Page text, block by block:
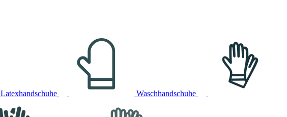
Latexhandschuhe Waschhandschuhe